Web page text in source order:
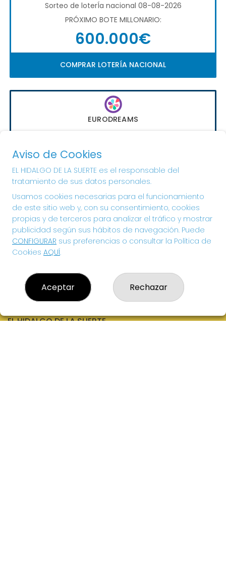
Sorteo de loterÍa nacional 08-08-2026
PRÓXIMO BOTE MILLONARIO:
600.000€
COMPRAR LOTERÍA NACIONAL
EURODREAMS
PRÓXIMO BOTE MILLONARIO:
20.000€
¡SUERTE!
EL HIDALGO DE LA SUERTE
Aviso de Cookies
EL HIDALGO DE LA SUERTE es el responsable del
tratamiento de sus datos personales.
Usamos cookies necesarias para el funcionamiento
de este sitio web y, con su consentimiento, cookies
propias y de terceros para analizar el tráfico y mostrar
publicidad según sus hábitos de navegación. Puede
CONFIGURAR sus preferencias o consultar la Política de
Cookies AQUÍ.
Aceptar Rechazar